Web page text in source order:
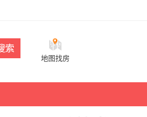
地图找房